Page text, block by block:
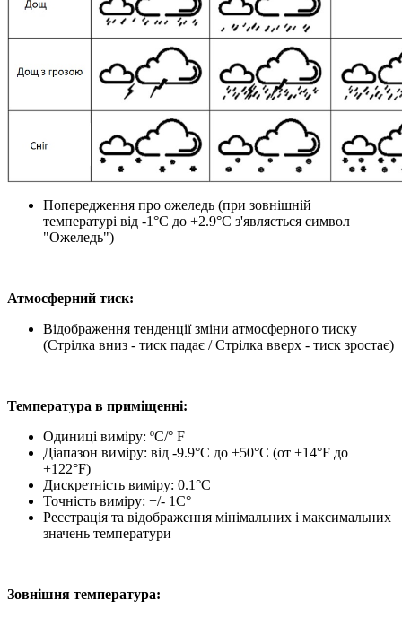
Попередження про ожеледь (при зовнішній
температурі від -1°C до +2.9°C з'являється символ
"Ожеледь")
Атмосферний тиск:
Відображення тенденції зміни атмосферного тиску
(Стрілка вниз - тиск падає / Стрілка вверх - тиск зростає)
Температура в приміщенні:
Одиниці виміру: ºС/° F
Діапазон виміру: від -9.9°C до +50°C (от +14°F до
+122°F)
Дискретність виміру: 0.1°C
Точність виміру: +/- 1C°
Реєстрація та відображення мінімальних і максимальних
значень температури
Зовнішня температура: